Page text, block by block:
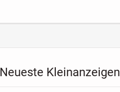
Neueste